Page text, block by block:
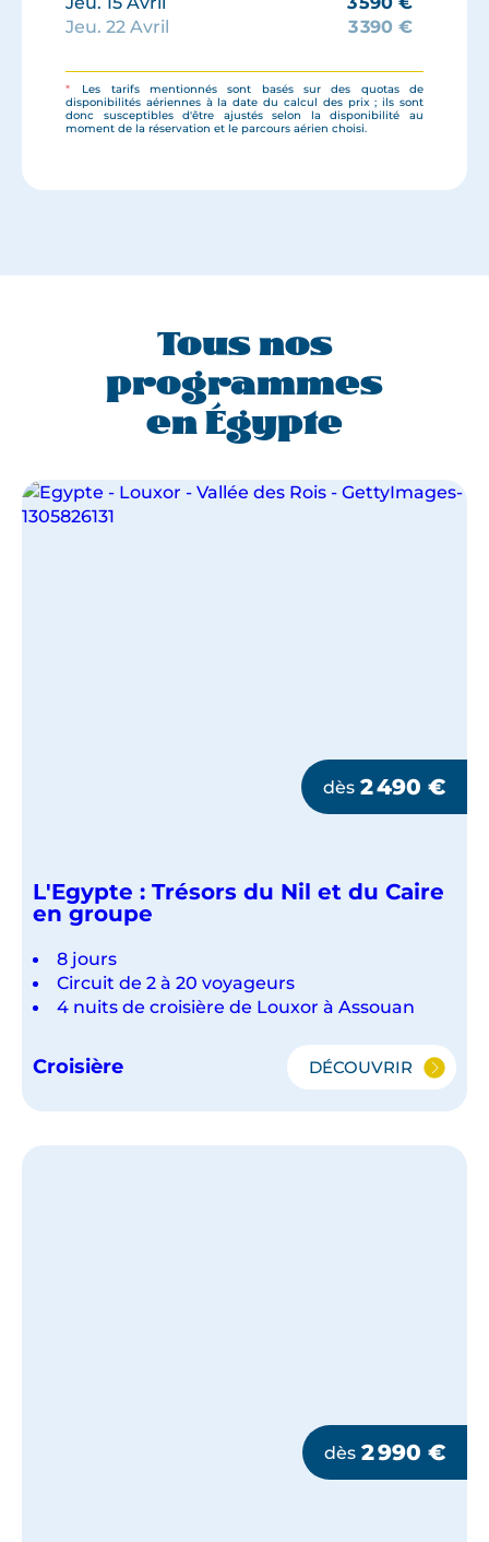
Jeu. 22 Avril
3 390 €
Jeu. 8 Juillet
3 290€
Jeu. 26 Août
2 990€
Jeu. 14 Octobre
3 590€
*
Les tarifs mentionnés sont basés sur des quotas de
disponibilités aériennes à la date du calcul des prix ; ils sont
donc susceptibles d'être ajustés selon la disponibilité au
moment de la réservation et le parcours aérien choisi.
Tous nos
programmes
en Égypte
dès 2 490 €
L'Egypte : Trésors du Nil et du Caire
en groupe
8 jours
Circuit de 2 à 20 voyageurs
4 nuits de croisière de Louxor à Assouan
Croisière DÉCOUVRIR
L'EGYPTE
DU
dès 2 990 €